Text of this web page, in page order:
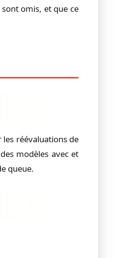
omis, et que ce
réévaluations de
modèles avec et
queue.